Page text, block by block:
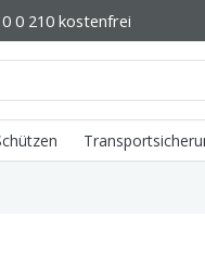
0 210 kostenfrei